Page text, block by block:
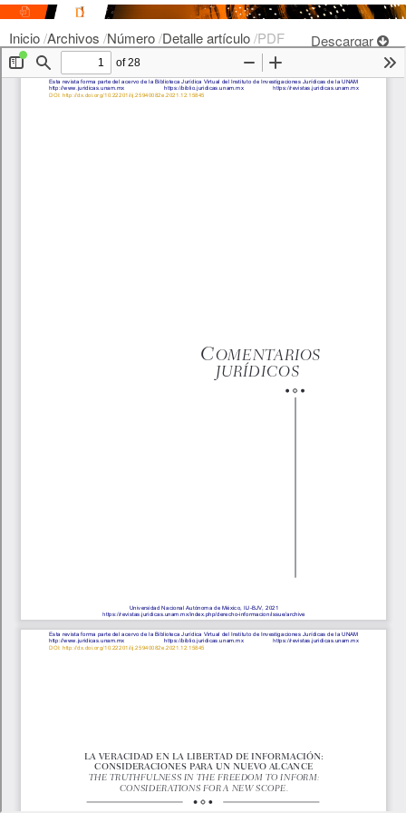
Inicio/Archivos /Número/Detalle artículo/PDF Descargar